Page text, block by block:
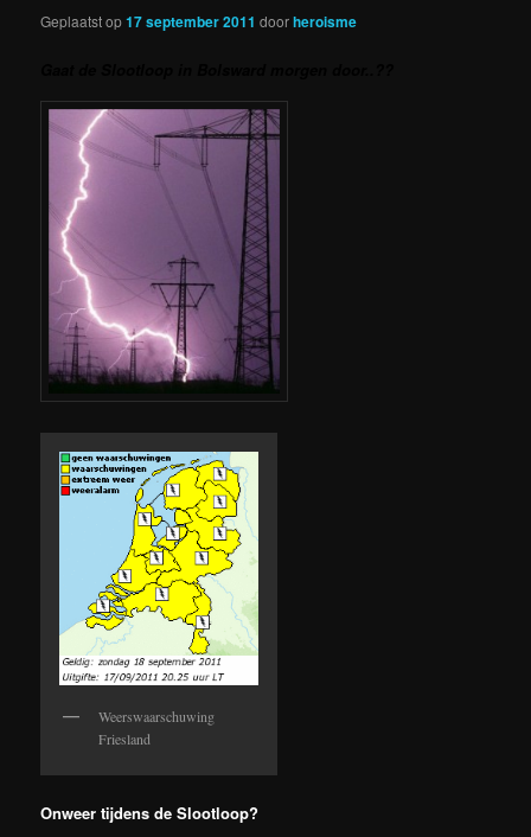
Geplaatst op17 september 2011 doorheroisme
Weerswaarschuwing
Friesland
Onweer tijdens de Slootloop?